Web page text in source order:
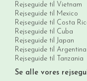
Rejseguide til Vietnam
Rejseguide til Mexico
Rejseguide til Costa
Rejseguide til Cuba
Rejseguide til Japan
Rejseguide til Argentina
Rejseguide til Tanzania
Se alle vores